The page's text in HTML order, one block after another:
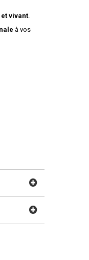
vivant.
à vos